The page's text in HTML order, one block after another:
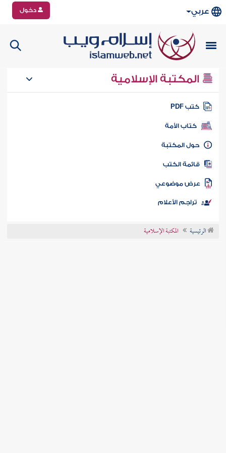
عربي دخول
المكتبة الإسلامية
كتب PDF
كتاب الأمة
المكتبة
الكتب
موضوعي
تراجم الأعلام
الرئيسية المكتبة الإسلامية